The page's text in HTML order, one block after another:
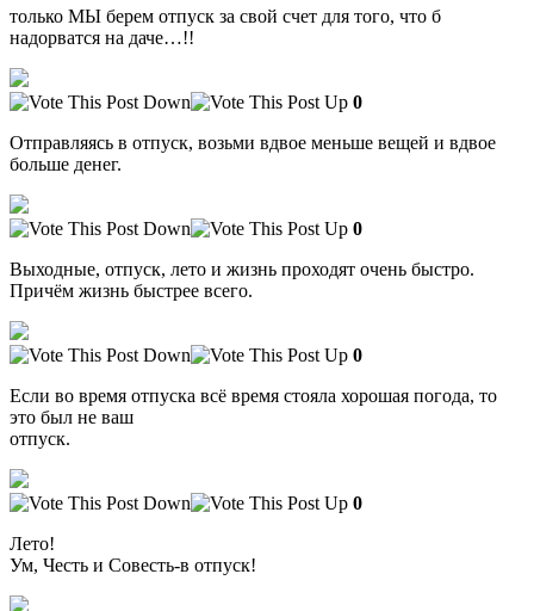
только МЫ берем отпуск за свой счет для того, что б
надорватся на даче…!!
0
Отправляясь в отпуск, возьми вдвое меньше вещей и вдвое
больше денег.
0
Выходные, отпуск, лето и жизнь проходят очень быстро.
Причём жизнь быстрее всего.
0
Если во время отпуска всё время стояла хорошая погода, то
это был не ваш
отпуск.
0
Лето!
Ум, Честь и Совесть-в отпуск!